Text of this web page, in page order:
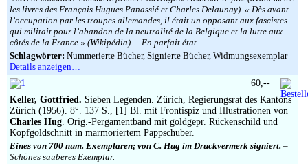
les livres des Français Hugues Panassié et Charles Delaunay). « Dès avant
l’occupation par les troupes allemandes, il était un opposant aux fascistes
qui militait pour l’abandon de la neutralité de la Belgique et la lutte aux
côtés de la France » (Wikipédia). – En parfait état.
Schlagwörter: Nummerierte Bücher, Signierte Bücher, Widmungsexemplar
Details anzeigen…
Keller, Gottfried. Sieben Legenden. Zürich, Regierungsrat des Kantons
Zürich (1956). 8°. 137 S., [1] Bl. mit Frontispiz und Illustrationen von
Charles Hug. Orig.-Pergamentband mit goldgepr. Rückenschild und
Kopfgoldschnitt in marmoriertem Pappschuber.
Eines von 700 num. Exemplaren; von C. Hug im Druckvermerk signiert. –
Schönes sauberes Exemplar.
60,--